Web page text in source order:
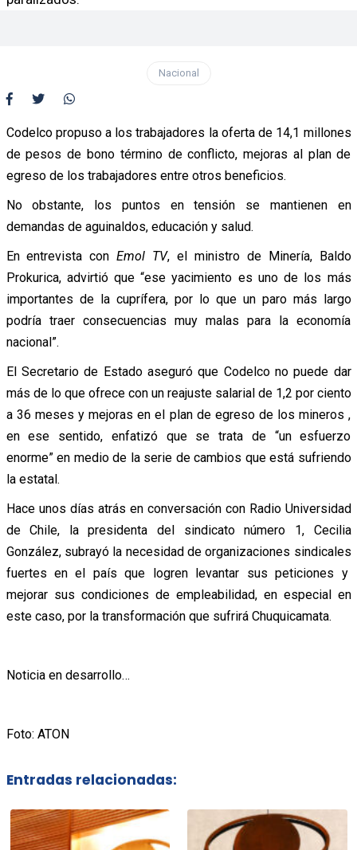
Nacional
Codelco propuso a los trabajadores la oferta de 14,1 millones
de pesos de bono término de conflicto, mejoras al plan de
egreso de los trabajadores entre otros beneficios.
No obstante, los puntos en tensión se mantienen en
demandas de aguinaldos, educación y salud.
En entrevista conEmol TV, el ministro de Minería, Baldo
Prokurica, advirtió que “ese yacimiento es uno de los más
importantes de la cuprífera, por lo que un paro más largo
podría traer consecuencias muy malas para la economía
nacional”.
El Secretario de Estado aseguró que Codelco no puede dar
más de lo que ofrece con un reajuste salarial de 1,2 por ciento
a 36 meses y mejoras en el plan de egreso de los mineros ,
en ese sentido, enfatizó que se trata de “un esfuerzo
enorme” en medio de la serie de cambios que está sufriendo
la estatal.
Hace unos días atrás en conversación con Radio Universidad
de Chile, la presidenta del sindicato número 1, Cecilia
González, subrayó la necesidad de organizaciones sindicales
fuertes en el país que logren levantar sus peticiones y
mejorar sus condiciones de empleabilidad, en especial en
este caso, por la transformación que sufrirá Chuquicamata.
Noticia en desarrollo…
Foto: ATON
Entradas relacionadas: